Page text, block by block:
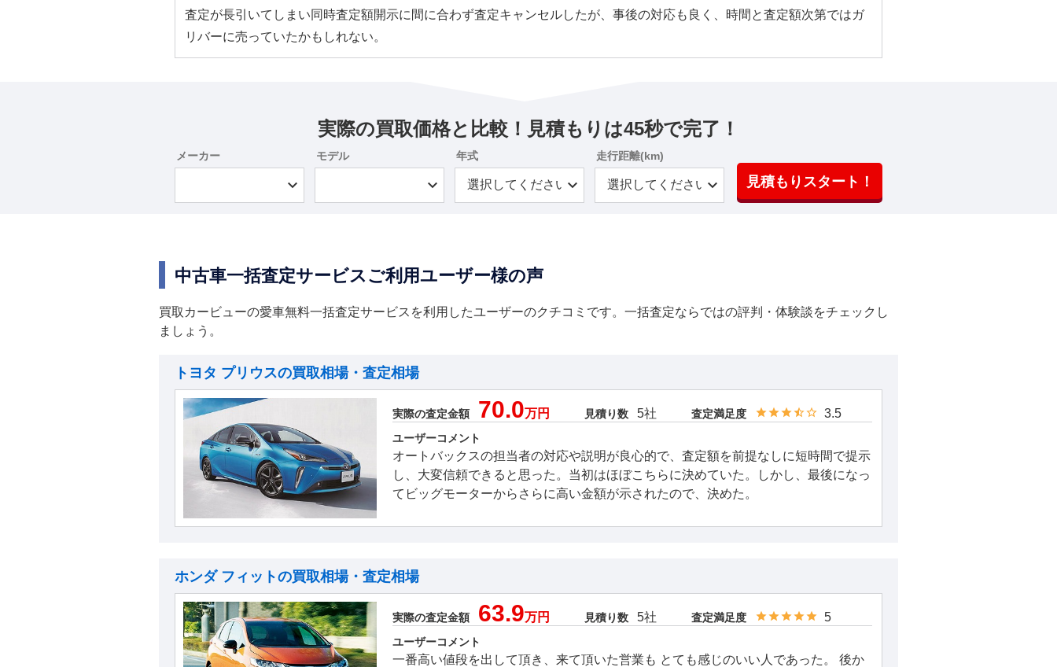
査定が長引いてしまい同時査定額開示に間に合わず査定キャンセルしたが、事後の対応も良く、時間と査定額次第ではガ
リバーに売っていたかもしれない。
実際の買取価格と比較！見積もりは45秒で完了！
メーカー モデル 年式 走行距離(km)
見積もりスタート！
中古車一括査定サービスご利用ユーザー様の声
買取カービューの愛車無料一括査定サービスを利用したユーザーのクチコミです。一括査定ならではの評判・体験談をチェックし
ましょう。
トヨタ プリウスの買取相場・査定相場
実際の査定金額 70.0万円 見積り数 5社 査定満足度 3.5
ユーザーコメント
オートバックスの担当者の対応や説明が良心的で、査定額を前提なしに短時間で提示
し、大変信頼できると思った。当初はほぼこちらに決めていた。しかし、最後になっ
てビッグモーターからさらに高い金額が示されたので、決めた。
ホンダ フィットの買取相場・査定相場
実際の査定金額 63.9万円 見積り数 5社 査定満足度 5
ユーザーコメント
一番高い値段を出して頂き、来て頂いた営業も とても感じのいい人であった。 後か